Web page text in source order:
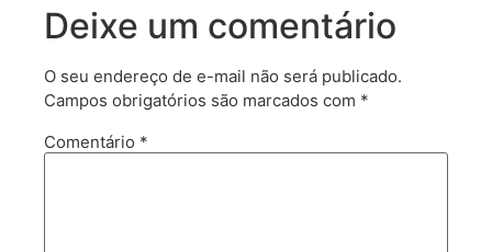
Deixe um comentário
O seu endereço de e-mail não será publicado.
Campos obrigatórios são marcados com *
Comentário *